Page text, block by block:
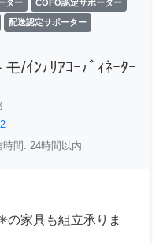
ター COFO認定サポーター
配送認定サポーター
/ｲﾝﾃﾘｱｺｰﾃﾞｨﾈｰﾀｰ
2
時間: 24時間以内
の家具も組立承りま